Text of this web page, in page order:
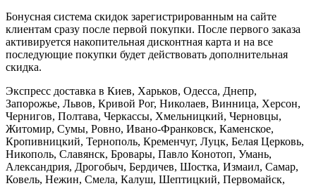
Бонусная система скидок зарегистрированным на сайте
клиентам сразу после первой покупки. После первого заказа
активируется накопительная дисконтная карта и на все
последующие покупки будет действовать дополнительная
скидка.
Экспресс доставка в Киев, Харьков, Одесса, Днепр,
Запорожье, Львов, Кривой Рог, Николаев, Винница, Херсон,
Чернигов, Полтава, Черкассы, Хмельницкий, Черновцы,
Житомир, Сумы, Ровно, Ивано-Франковск, Каменское,
Кропивницкий, Тернополь, Кременчуг, Луцк, Белая Церковь,
Никополь, Славянск, Бровары, Павло Конотоп, Умань,
Александрия, Дрогобыч, Бердичев, Шостка, Измаил, Самар,
Ковель, Нежин, Смела, Калуш, Шептицкий, Первомайск,